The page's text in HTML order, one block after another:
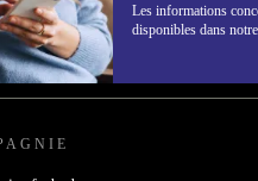
Les informations
disponibles dans notre
FRANCE - RETHINK